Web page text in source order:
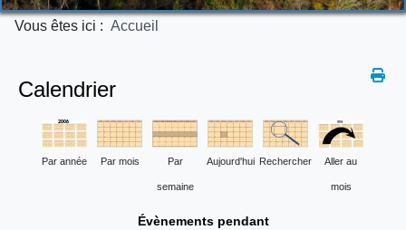
Vous êtes ici : Accueil
Calendrier
Par année Par mois Par
semaine
Aujourd'hui Rechercher Aller au
mois
Évènements pendant